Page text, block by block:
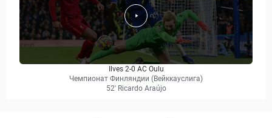
Ilves 2-0 AC Oulu
Чемпионат Финляндии (Вейккауслига)
52' Ricardo Araújo